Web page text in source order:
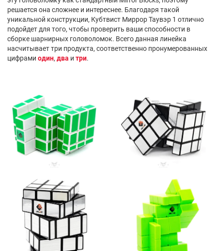
решается она сложнее и интереснее. Благодаря такой
уникальной конструкции, Кубтвист Миррор Таувэр 1 отлично
подойдет для того, чтобы проверить ваши способности в
сборке шарнирных головоломок. Всего данная линейка
насчитывает три продукта, соответственно пронумерованных
цифрами один, два и три.